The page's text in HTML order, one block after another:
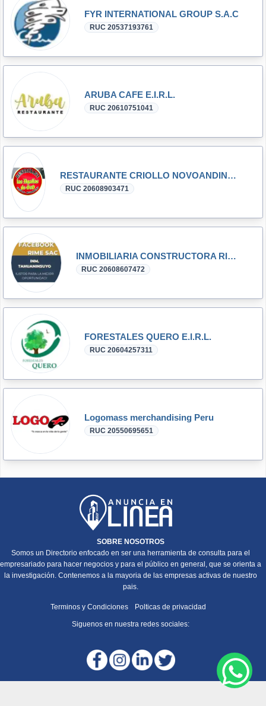
FYR INTERNATIONAL GROUP S.A.C
RUC 20537193761
ARUBA CAFE E.I.R.L.
RUC 20610751041
RESTAURANTE CRIOLLO NOVOANDINO LAS AGALLAS DE ORO E.I.R.L.
RUC 20608903471
INMOBILIARIA CONSTRUCTORA RIME S.A.C.
RUC 20608607472
FORESTALES QUERO E.I.R.L.
RUC 20604257311
Logomass merchandising Peru
RUC 20550695651
SOBRE NOSOTROS
Somos un Directorio enfocado en ser una herramienta de consulta para el
empresariado para hacer negocios y para el público en general, que se orienta a
la investigación. Contenemos a la mayoria de las empresas activas de nuestro
pais.
Terminos y Condiciones Polticas de privacidad
Siguenos en nuestra redes sociales: